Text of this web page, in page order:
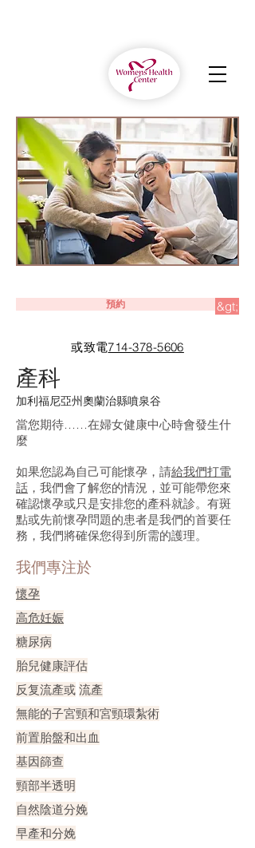
預約 &gt;
或致電714-378-5606
產科
加利福尼亞州奧蘭治縣噴泉谷
當您期待……在婦女健康中心時會發生什
麼
如果您認為自己可能懷孕，請給我們打電
話 ，我們會了解您的情況，並可能帶您來
確認懷孕或只是安排您的產科就診。有斑
點或先前懷孕問題的患者是我們的首要任
務，我們將確保您得到所需的護理。
我們專注於
懷孕
高危妊娠
糖尿病
胎兒健康評估
反复流產或 流產
無能的子宮頸和宮頸環紮術
前置胎盤和出血
基因篩查
頸部半透明
自然陰道分娩
早產和分娩